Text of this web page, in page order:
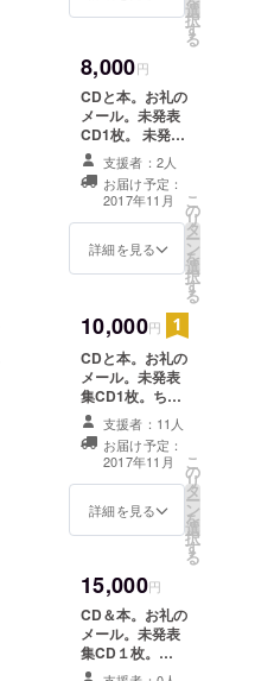
開始。リト
アニアのNo
Business
Recordsから
「ちゃぷ
ちゃぷシ
リーズ」と
イトルのリ
定されてい
ます。
選
択
す
る
8,000円
CDと本。お礼の
メール。未発表
CD1枚。 未発表
ＣＤには、豊住
芳三郎一枚ずつ
異なる直筆のサ
イン入り。未発
表音源を４曲程
度収録。
支援者：2人
お届け予定：
2017年11月
詳細を見る
こ
の
リ
タ
ー
ン
を
選
択
す
る
10,000円
CDと本。お礼の
メール。未発表
集CD1枚。ちゃ
ぷちゃぷレコー
ドの
CD「WadadaLe
oSmith」
(CPCD-002)、
「Mengelberg&
(CPCD-004)、
「川口賢哉」
(CPCD-007)、
CPKWシリーズ
の「河合孝
支援者：11人
お届け予定：
2017年11月
詳細を見る
こ
の
リ
タ
ー
ン
を
選
択
す
る
15,000円
CD＆本。お礼の
メール。未発表
集CD１枚。
CD、DVD、本